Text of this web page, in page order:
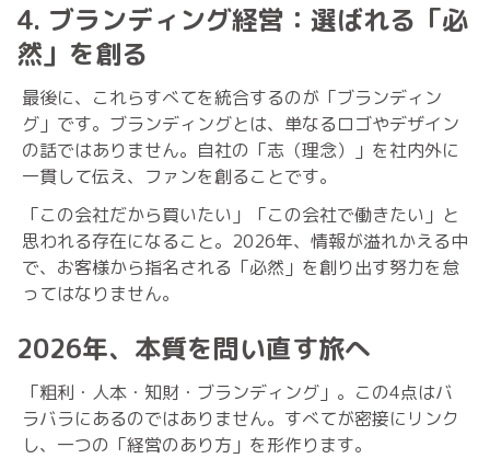
4. ブランディング経営：選ばれる「必
然」を創る
最後に、これらすべてを統合するのが「ブランディン
グ」です。ブランディングとは、単なるロゴやデザイン
の話ではありません。自社の「志（理念）」を社内外に
一貫して伝え、ファンを創ることです。
「この会社だから買いたい」「この会社で働きたい」と
思われる存在になること。2026年、情報が溢れかえる中
で、お客様から指名される「必然」を創り出す努力を怠
ってはなりません。
2026年、本質を問い直す旅へ
「粗利・人本・知財・ブランディング」。この4点はバ
ラバラにあるのではありません。すべてが密接にリンク
し、一つの「経営のあり方」を形作ります。